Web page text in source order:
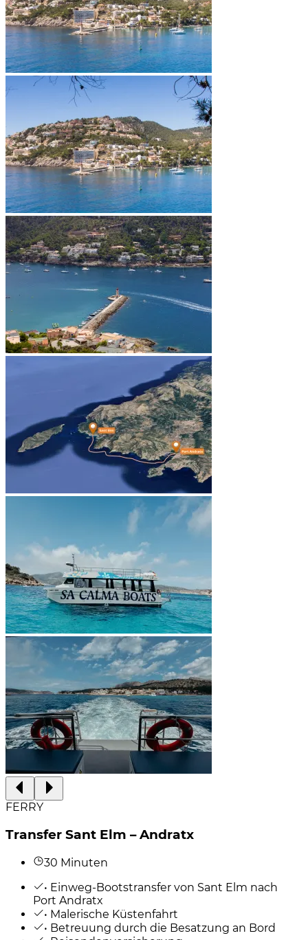
FERRY
Transfer Sant Elm – Andratx
30 Minuten
• Einweg-Bootstransfer von Sant Elm nach
Port Andratx
• Malerische Küstenfahrt
• Betreuung durch die Besatzung an Bord